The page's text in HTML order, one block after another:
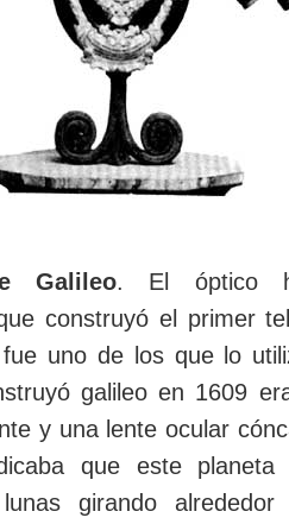
Galileo. El óptico
construyó el primer
uno de los que lo
galileo en 1609
y una lente ocular
que este
girando